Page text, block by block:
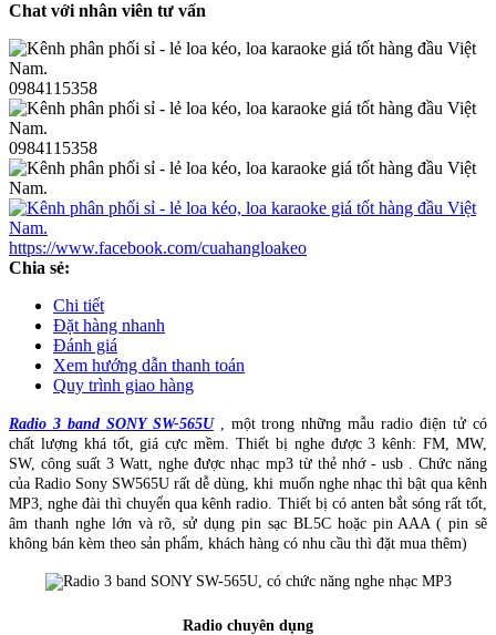
Chat với nhân viên tư vấn
0984115358
0984115358
https://www.facebook.com/cuahangloakeo
Chia sẻ:
Chi tiết
Đặt hàng nhanh
Đánh giá
Xem hướng dẫn thanh toán
Quy trình giao hàng
Radio 3 band SONY SW-565U, một trong những mẫu radio điện tử có
chất lượng khá tốt, giá cực mềm. Thiết bị nghe được 3 kênh: FM, MW,
SW, công suất 3 Watt, nghe được nhạc mp3 từ thẻ nhớ - usb . Chức năng
của Radio Sony SW565U rất dễ dùng, khi muốn nghe nhạc thì bật qua kênh
MP3, nghe đài thì chuyển qua kênh radio. Thiết bị có anten bắt sóng rất tốt,
âm thanh nghe lớn và rõ, sử dụng pin sạc BL5C hoặc pin AAA ( pin sẽ
không bán kèm theo sản phẩm, khách hàng có nhu cầu thì đặt mua thêm)
Radio chuyên dụng